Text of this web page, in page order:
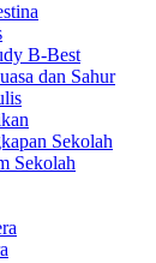
B-Best
dan Sahur
Sekolah
Sekolah